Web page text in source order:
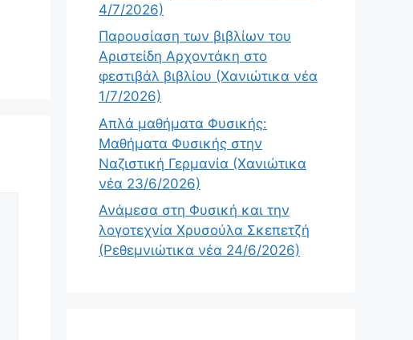
4/7/2026)
Παρουσίαση των βιβλίων του
Αριστείδη Αρχοντάκη στο
φεστιβάλ βιβλίου (Χανιώτικα νέα
1/7/2026)
Απλά μαθήματα Φυσικής:
Μαθήματα Φυσικής στην
Ναζιστική Γερμανία (Χανιώτικα
νέα 23/6/2026)
Ανάμεσα στη Φυσική και την
λογοτεχνία Χρυσούλα Σκεπετζή
(Ρεθεμνιώτικα νέα 24/6/2026)